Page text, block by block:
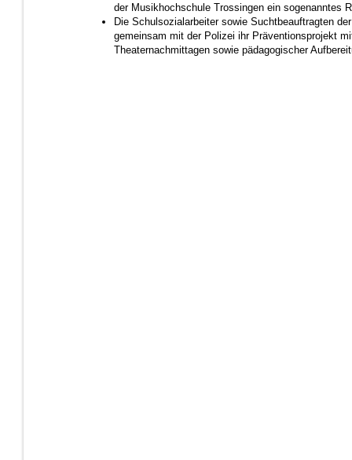
der Musikhochschule Trossingen ein sogenanntes
Die Schulsozialarbeiter sowie Suchtbeauftragten
gemeinsam mit der Polizei ihr Präventionsprojekt
Theaternachmittagen sowie pädagogischer